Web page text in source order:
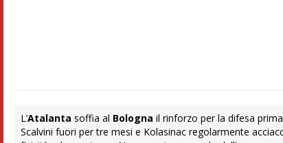
L’Atalanta soffia al Bologna il rinforzo per la difesa
Scalvini fuori per tre mesi e Kolasinac regolarmente